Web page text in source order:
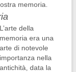
memoria.
L’arte della
memoria era una
arte di notevole
importanza nella
antichità, data la